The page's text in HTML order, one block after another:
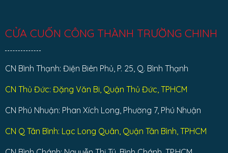
CỬA CUỐN CÔNG THÀNH TRƯỜNG CHINH
CN Bình Thạnh: Điện Biên Phủ, P. 25, Q. Bình Thạnh
CN Thủ Đức: Đặng Văn Bi, Quận Thủ Đức, TPHCM
CN Phú Nhuận: Phan Xích Long, Phường 7, Phú Nhuận
CN Q Tân Bình: Lạc Long Quân, Quận Tân Bình, TPHCM